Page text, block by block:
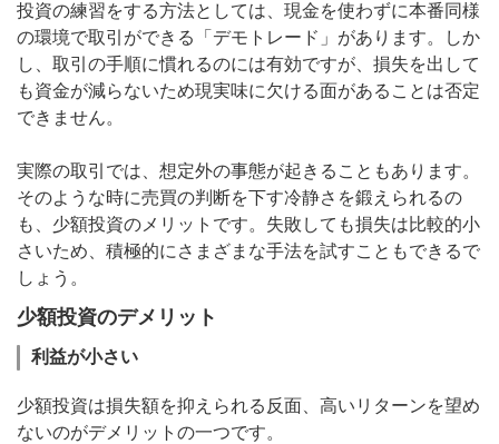
投資の練習をする方法としては、現金を使わずに本番同様
の環境で取引ができる「デモトレード」があります。しか
し、取引の手順に慣れるのには有効ですが、損失を出して
も資金が減らないため現実味に欠ける面があることは否定
できません。
実際の取引では、想定外の事態が起きることもあります。
そのような時に売買の判断を下す冷静さを鍛えられるの
も、少額投資のメリットです。失敗しても損失は比較的小
さいため、積極的にさまざまな手法を試すこともできるで
しょう。
少額投資のデメリット
利益が小さい
少額投資は損失額を抑えられる反面、高いリターンを望め
ないのがデメリットの一つです。